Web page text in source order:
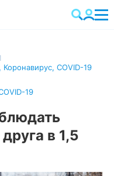
, Коронавирус, COVID-19
19
в 1,5